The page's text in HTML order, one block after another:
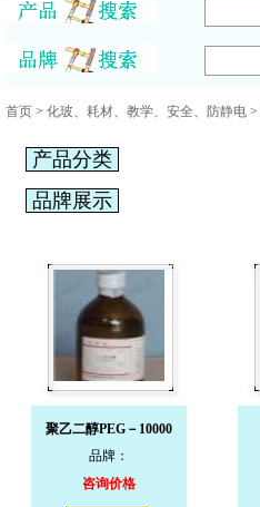
首页> 化玻、耗材、教学、安全、防静电>
产品分类
品牌展示
聚乙二醇PEG－10000
品牌：
咨询价格